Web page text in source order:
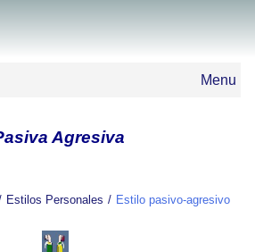
Menu
Agresiva
Estilos Personales Estilo pasivo-agresivo